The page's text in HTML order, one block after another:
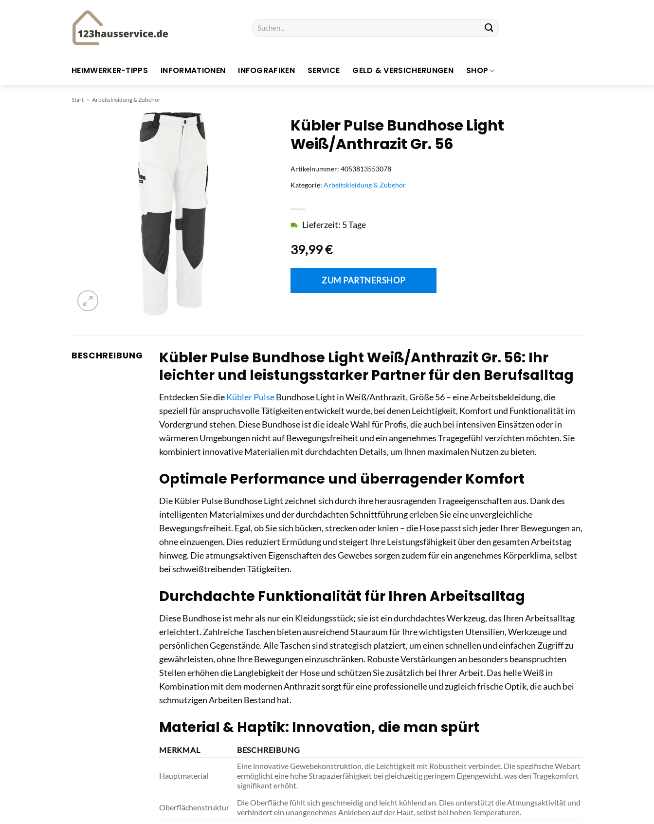
Suchen
nach:
HEIMWERKER-TIPPS INFORMATIONEN INFOGRAFIKEN SERVICE GELD & VERSICHERUNGEN SHOP
Start » Arbeitskleidung & Zubehör
Kübler Pulse Bundhose Light
Weiß/Anthrazit Gr. 56
39,99€
Lieferzeit: 5 Tage
ZUM PARTNERSHOP
Artikelnummer: 4053813553078
Kategorie: Arbeitskleidung & Zubehör
BESCHREIBUNG
Kübler Pulse Bundhose Light Weiß/Anthrazit Gr. 56: Ihr
leichter und leistungsstarker Partner für den Berufsalltag
Entdecken Sie dieKübler PulseBundhose Light in Weiß/Anthrazit, Größe 56 – eine Arbeitsbekleidung, die
speziell für anspruchsvolle Tätigkeiten entwickelt wurde, bei denen Leichtigkeit, Komfort und Funktionalität im
Vordergrund stehen. Diese Bundhose ist die ideale Wahl für Profis, die auch bei intensiven Einsätzen oder in
wärmeren Umgebungen nicht auf Bewegungsfreiheit und ein angenehmes Tragegefühl verzichten möchten. Sie
kombiniert innovative Materialien mit durchdachten Details, um Ihnen maximalen Nutzen zu bieten.
Optimale Performance und überragender Komfort
Die Kübler Pulse Bundhose Light zeichnet sich durch ihre herausragenden Trageeigenschaften aus. Dank des
intelligenten Materialmixes und der durchdachten Schnittführung erleben Sie eine unvergleichliche
Bewegungsfreiheit. Egal, ob Sie sich bücken, strecken oder knien – die Hose passt sich jeder Ihrer Bewegungen an,
ohne einzuengen. Dies reduziert Ermüdung und steigert Ihre Leistungsfähigkeit über den gesamten Arbeitstag
hinweg. Die atmungsaktiven Eigenschaften des Gewebes sorgen zudem für ein angenehmes Körperklima, selbst
bei schweißtreibenden Tätigkeiten.
Durchdachte Funktionalität für Ihren Arbeitsalltag
Diese Bundhose ist mehr als nur ein Kleidungsstück; sie ist ein durchdachtes Werkzeug, das Ihren Arbeitsalltag
erleichtert. Zahlreiche Taschen bieten ausreichend Stauraum für Ihre wichtigsten Utensilien, Werkzeuge und
persönlichen Gegenstände. Alle Taschen sind strategisch platziert, um einen schnellen und einfachen Zugriff zu
gewährleisten, ohne Ihre Bewegungen einzuschränken. Robuste Verstärkungen an besonders beanspruchten
Stellen erhöhen die Langlebigkeit der Hose und schützen Sie zusätzlich bei Ihrer Arbeit. Das helle Weiß in
Kombination mit dem modernen Anthrazit sorgt für eine professionelle und zugleich frische Optik, die auch bei
schmutzigen Arbeiten Bestand hat.
Material & Haptik: Innovation, die man spürt
MERKMAL BESCHREIBUNG
Hauptmaterial
Eine innovative Gewebekonstruktion, die Leichtigkeit mit Robustheit verbindet. Die spezifische Webart
ermöglicht eine hohe Strapazierfähigkeit bei gleichzeitig geringem Eigengewicht, was den Tragekomfort
signifikant erhöht.
Oberflächenstruktur
Die Oberfläche fühlt sich geschmeidig und leicht kühlend an. Dies unterstützt die Atmungsaktivität und
verhindert ein unangenehmes Ankleben auf der Haut, selbst bei hohen Temperaturen.